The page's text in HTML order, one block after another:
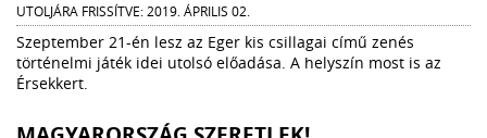
UTOLJÁRA FRISSÍTVE: 2019. ÁPRILIS 02.
Szeptember 21-én lesz az Eger kis csillagai című zenés
történelmi játék idei utolsó előadása. A helyszín most is az
Érsekkert.